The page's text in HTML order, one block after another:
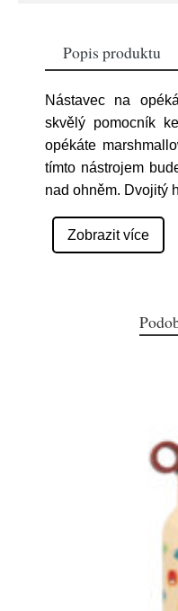
Popis produktu
Nástavec na
skvělý pomocník
opékáte
tímto nástrojem
nad ohněm. Dvojitý
Zobrazit více